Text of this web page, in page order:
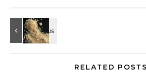
RELATED POSTS